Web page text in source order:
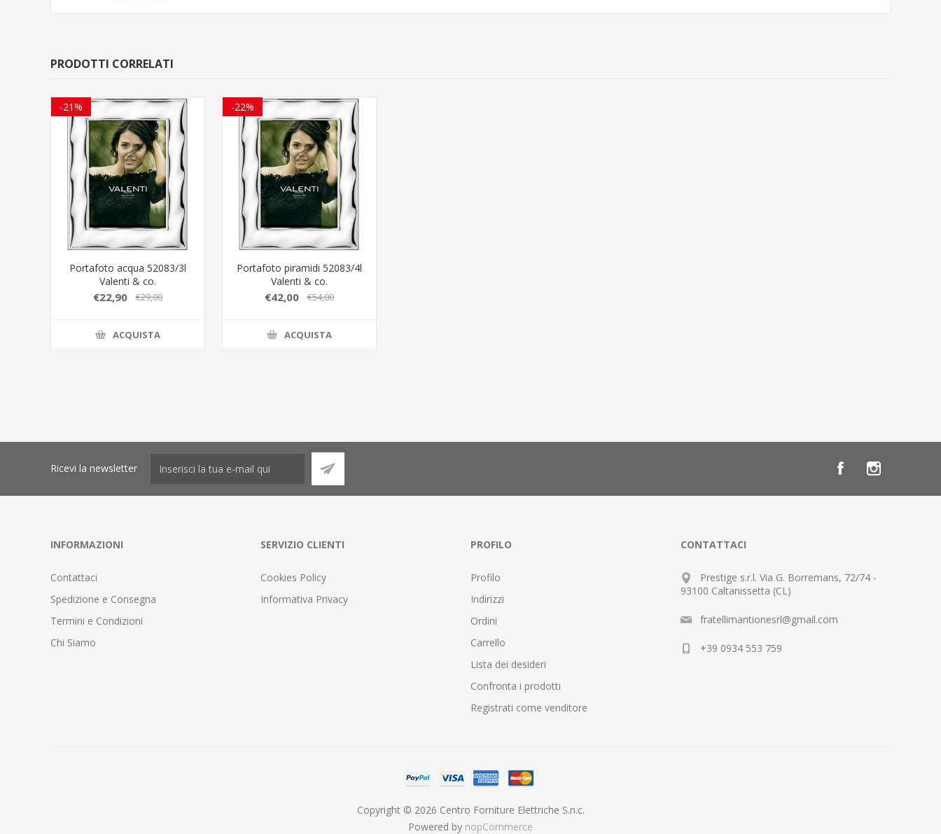
PRODOTTI CORRELATI
-21%
Portafoto acqua 52083/3l
Valenti & co.
€22,90 €29,00
ACQUISTA
-22%
Portafoto piramidi 52083/4l
Valenti & co.
€42,00 €54,00
ACQUISTA
Ricevi la newsletter
INFORMAZIONI
Contattaci
Spedizione e Consegna
Termini e Condizioni
Chi Siamo
SERVIZIO CLIENTI
Cookies Policy
Informativa Privacy
PROFILO
Profilo
Indirizzi
Ordini
Carrello
Lista dei desideri
Confronta i prodotti
Registrati come venditore
CONTATTACI
Prestige s.r.l. Via G. Borremans, 72/74 -
93100 Caltanissetta (CL)
fratellimantionesrl@gmail.com
+39 0934 553 759
Copyright © 2026 Centro Forniture Elettriche S.n.c.
Powered by nopCommerce